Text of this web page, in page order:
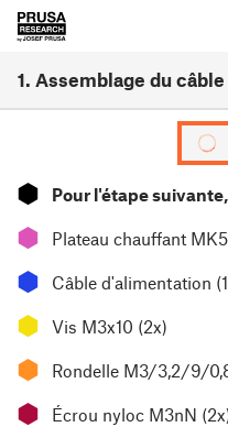
⬢ Pour l'étape
⬢ Plateau chauffant
⬢ Câble d'alimentation
⬢ Vis M3x10 (2x)
⬢ Rondelle M3/3,2/9/
⬢ Écrou nyloc M3nN